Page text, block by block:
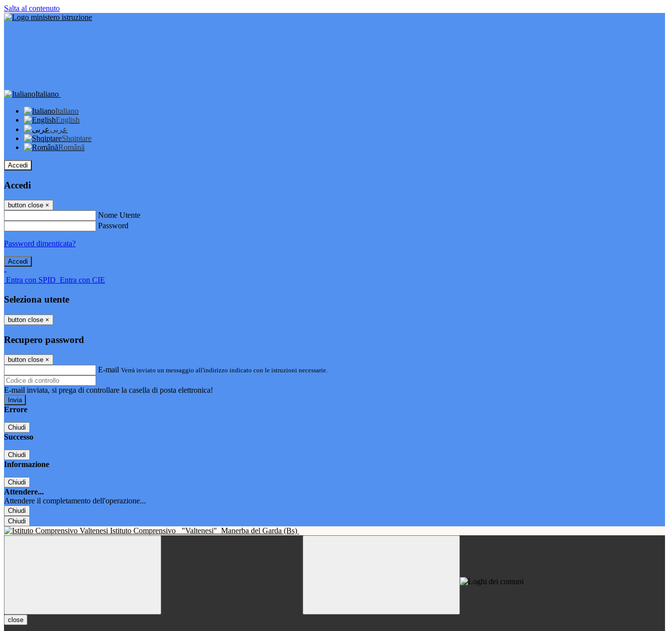
Salta al contenuto
Italiano
Italiano
English
عربى
Shqiptare
Română
Accedi
Accedi
button close ×
Nome Utente
Password
Password dimenticata?
-
Entra con SPID Entra con CIE
Seleziona utente
button close ×
Recupero password
button close ×
E-mail Verrà inviato un messaggio all'indirizzo indicato con le istruzioni necessarie.
E-mail inviata, si prega di controllare la casella di posta elettronica!
Errore
Chiudi
Successo
Chiudi
Informazione
Chiudi
Attendere...
Attendere il completamento dell'operazione...
Chiudi
Chiudi
Istituto Comprensivo "Valtenesi" Manerba del Garda (Bs)
close